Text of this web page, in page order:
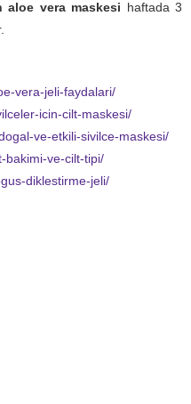
aloe vera maskesi haftada 3
vera-jeli-faydalari/
icin-cilt-maskesi/
ve-etkili-sivilce-maskesi/
bakimi-ve-cilt-tipi/
diklestirme-jeli/